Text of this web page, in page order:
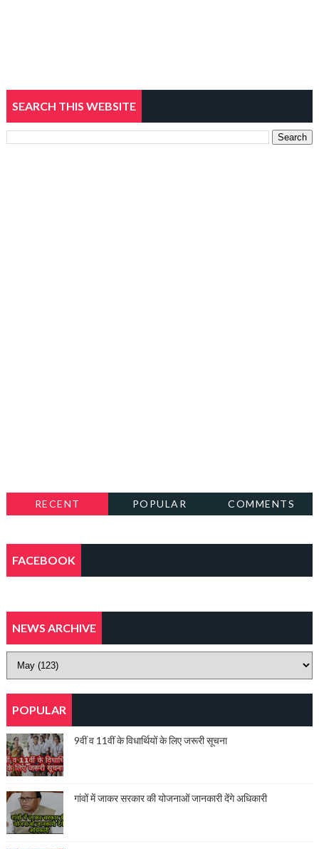
SEARCH THIS WEBSITE
RECENT POPULAR COMMENTS
FACEBOOK
NEWS ARCHIVE
POPULAR
9वीं व 11वीं के विधार्थियों के लिए जरूरी सूचना
गांवों में जाकर सरकार की योजनाओं जानकारी देंगे अधिकारी